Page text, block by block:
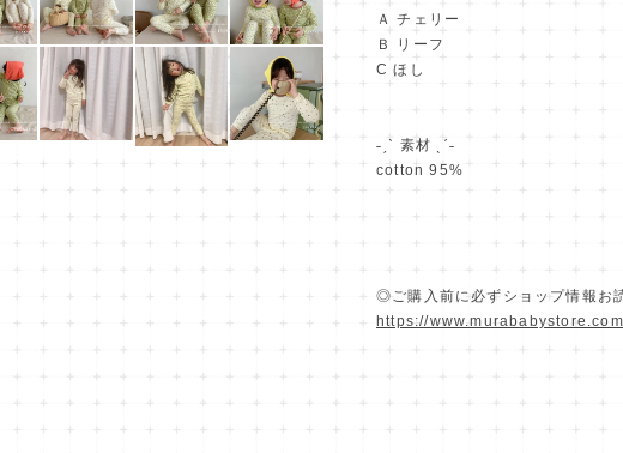
Ａ チェリー
Ｂ リーフ
C ほし
˗ˏˋ 素材 ˎˊ˗
cotton 95%
◎ご購入前に必ずショップ情報お
https://